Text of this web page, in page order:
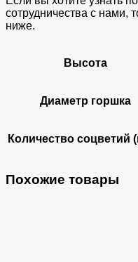
сотрудничества с нами,
ниже.
Высота
Диаметр горшка
Количество соцветий
Похожие товары